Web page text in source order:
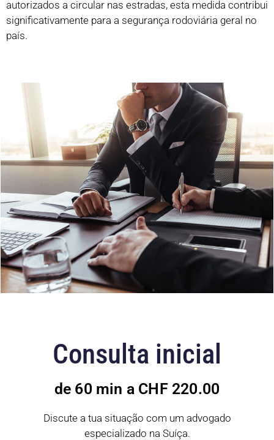
autorizados a circular nas estradas, esta medida contribui
significativamente para a segurança rodoviária geral no
país.
Consulta inicial
de 60 min a CHF 220.00
Discute a tua situação com um advogado
especializado na Suíça.